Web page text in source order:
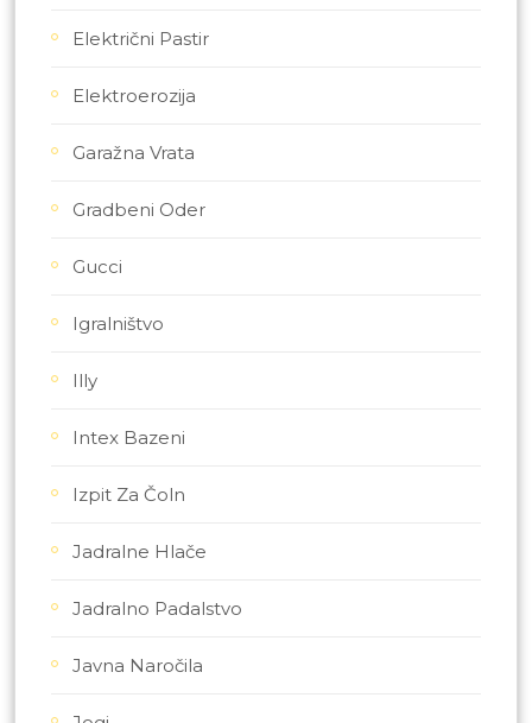
Električni Pastir
Elektroerozija
Garažna Vrata
Gradbeni Oder
Gucci
Igralništvo
Illy
Intex Bazeni
Izpit Za Čoln
Jadralne Hlače
Jadralno Padalstvo
Javna Naročila